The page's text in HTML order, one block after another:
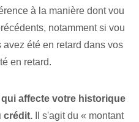
à la manière dont vou
notamment si vou
été en retard dans vos
en retard.
affecte votre historique
crédit. Il s'agit du « montant